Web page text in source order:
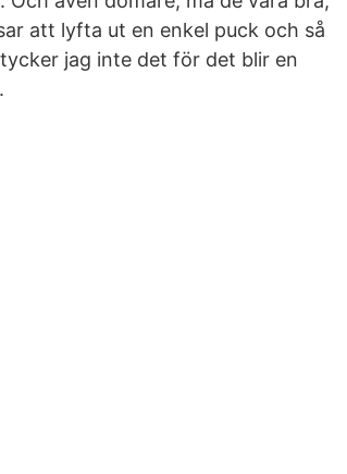
att lyfta ut en enkel puck och så
jag inte det för det blir en